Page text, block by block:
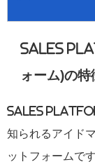
Sales
ォーム)の特
Sales
知られるアイド
ットフォームです